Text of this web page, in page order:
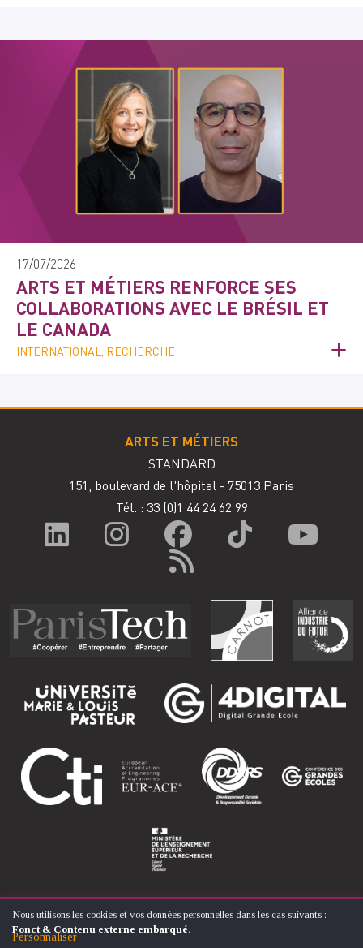
17/07/2026
ARTS ET MÉTIERS RENFORCE SES
COLLABORATIONS AVEC LE BRÉSIL ET
LE CANADA
INTERNATIONAL, RECHERCHE
ARTS ET MÉTIERS
STANDARD
151, boulevard de l'hôpital - 75013 Paris
Tél. : 33 (0)1 44 24 62 99
© ÉCOLE NATIONALE SUPÉRIEURE D'ARTS ET MÉTIERS
UTILISATION
DES
Nous utilisons les cookies et vos données personnelles dans les cas suivants :
Fonct & Contenu externe embarqué.
Personnaliser